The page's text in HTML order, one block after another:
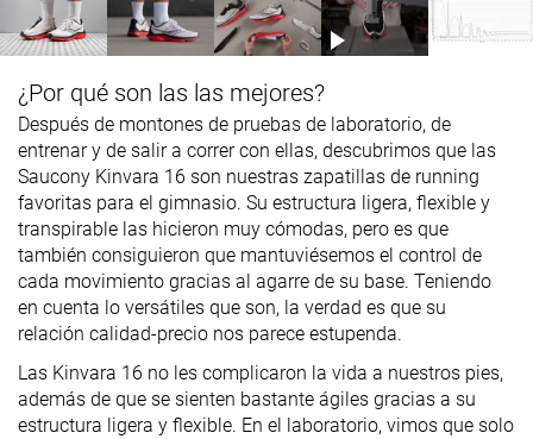
¿Por qué son las las mejores?
Después de montones de pruebas de laboratorio, de
entrenar y de salir a correr con ellas, descubrimos que las
Saucony Kinvara 16 son nuestras zapatillas de running
favoritas para el gimnasio. Su estructura ligera, flexible y
transpirable las hicieron muy cómodas, pero es que
también consiguieron que mantuviésemos el control de
cada movimiento gracias al agarre de su base. Teniendo
en cuenta lo versátiles que son, la verdad es que su
relación calidad-precio nos parece estupenda.
Las Kinvara 16 no les complicaron la vida a nuestros pies,
además de que se sienten bastante ágiles gracias a su
estructura ligera y flexible. En el laboratorio, vimos que solo